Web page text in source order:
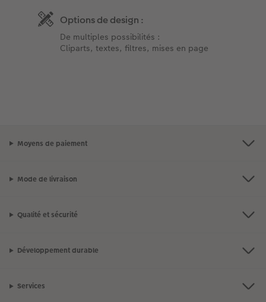
Options de design :
De multiples possibilités :
Cliparts, textes, filtres, mises en page
Moyens de paiement
Mode de livraison
Qualité et sécurité
Développement durable
Services